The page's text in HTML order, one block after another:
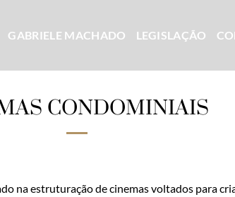
GABRIELE MACHADO LEGISLAÇÃO
CONDOMINIAIS
na estruturação de cinemas voltados para